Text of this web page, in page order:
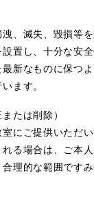
、滅失、毀損等
置し、十分な安
新なものに保つ
ます。
たは削除）
にご提供いただい
る場合は、ご本
理的な範囲です